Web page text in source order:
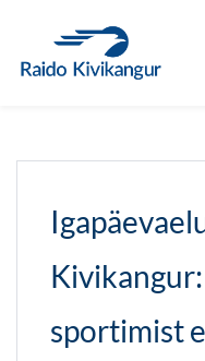
main
sportimist